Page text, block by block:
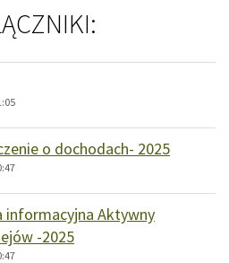
o dochodach- 2025
informacyjna Aktywny
-2025